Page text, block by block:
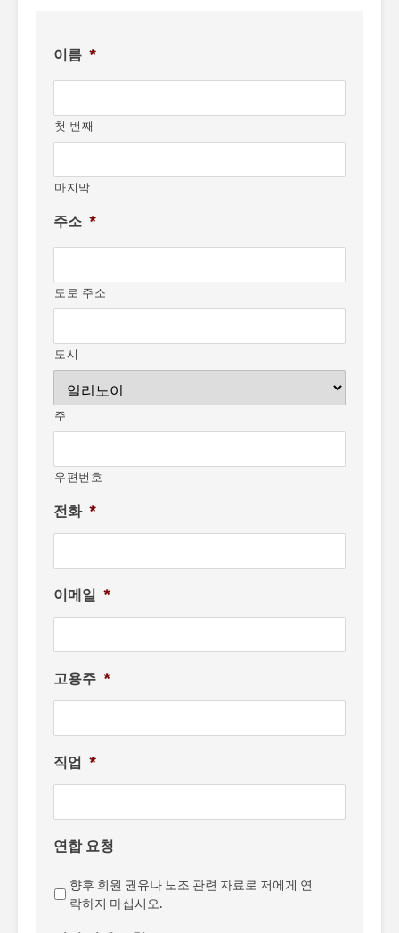
이름 *
첫 번째
마지막
주소 *
도로 주소
도시
주
우편번호
전화 *
이메일 *
고용주 *
직업 *
연합 요청
향후 회원 권유나 노조 관련 자료로 저에게 연
락하지 마십시오.